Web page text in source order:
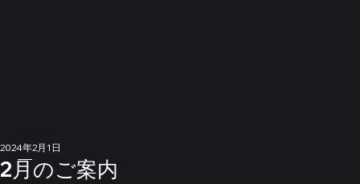
2月のご案内
2024年2月1日